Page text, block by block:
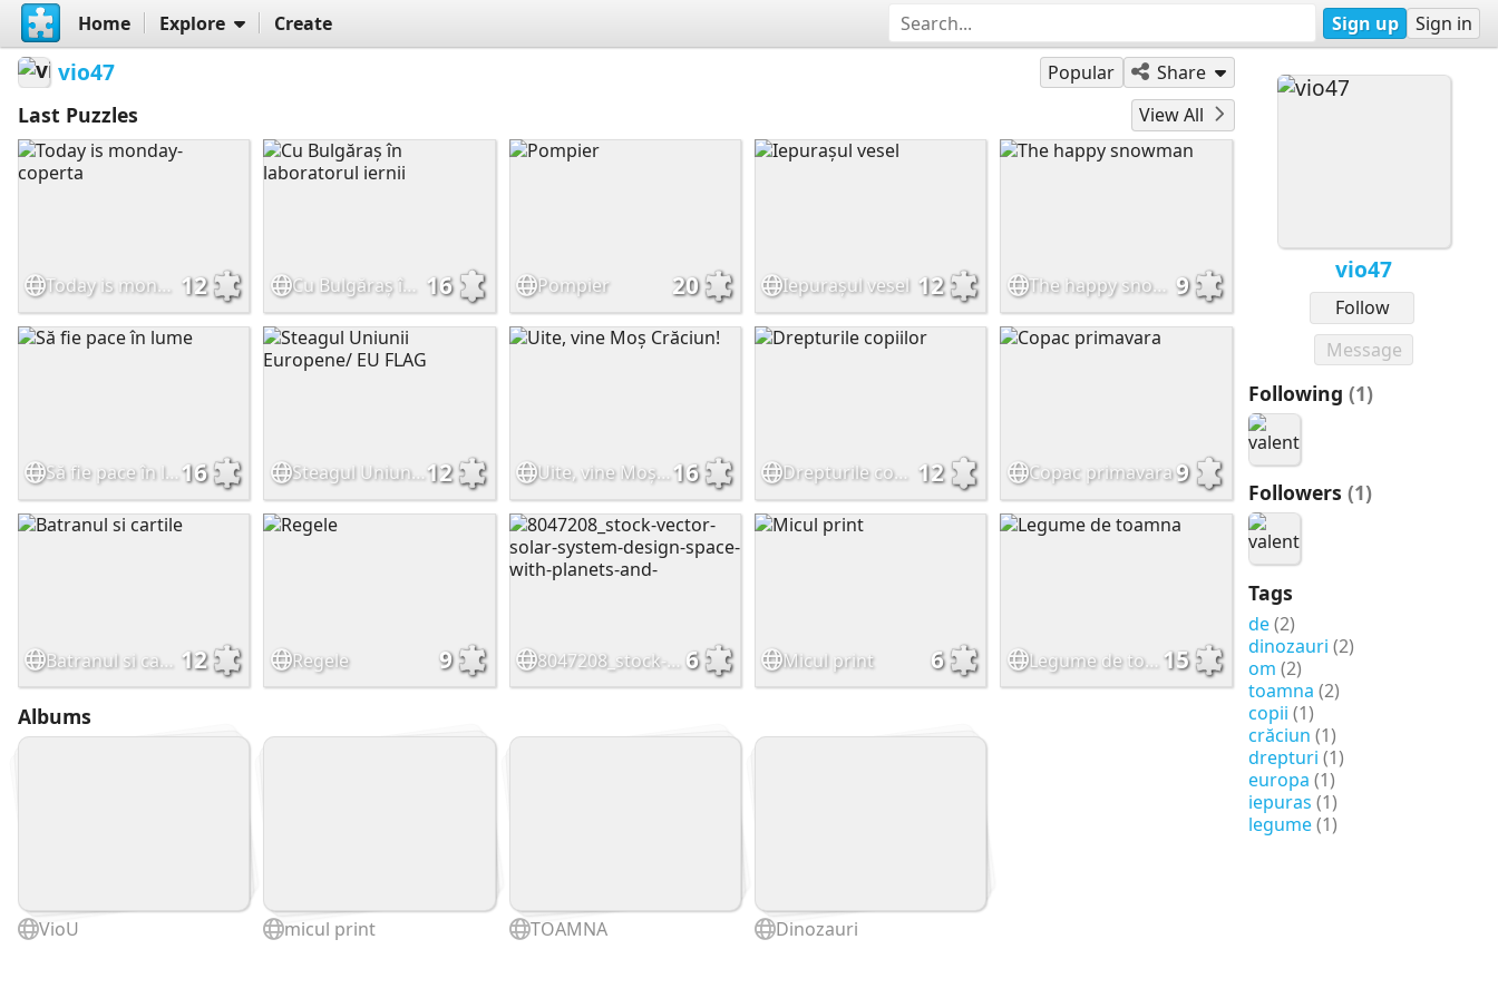
Home Explore Create Sign up Sign in
vio47
Follow
Message
Following (1)
Followers (1)
Tags
de(2)
dinozauri (2)
om (2)
toamna (2)
copii (1)
crăciun (1)
drepturi (1)
europa (1)
iepuras (1)
legume(1)
vio47 Popular Share
Last Puzzles View All
Today is monday- coperta 12 Cu Bulgăraș în laboratorul iernii 16 Pompier 20 Iepurașul vesel 12 The happy snowman 9
Să fie pace în lume 16 Steagul Uniunii Europene/ EU FLAG12 Uite, vine Moș Crăciun! 16 Drepturile copiilor 12 Copac primavara9
Batranul si cartile 12 Regele 9 6 Micul print 6 Legume de toamna 15
Albums
VioU micul print TOAMNA Dinozauri